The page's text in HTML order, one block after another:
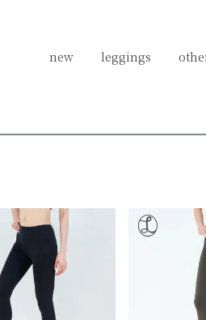
new leggings
new leggings